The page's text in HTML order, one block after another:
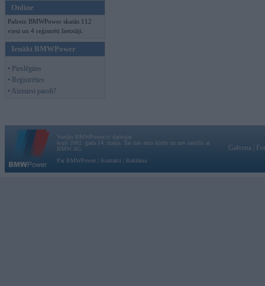
Online
Pašreiz BMWPower skatās 112
viesi un 4 reģistrēti lietotāji.
Ienākt BMWPower
• Pieslēgties
• Reģistrēties
• Aizmirsi paroli?
Vortāls BMWPower.lv darbojas
kopš 2002. gada 14. maija. Tas nav auto klubs un nav saistīts ar
BMW AG.
Par BMWPower
Kontakti Reklāma
Galvena